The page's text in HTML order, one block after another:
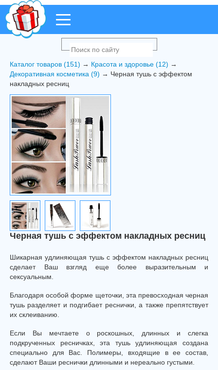
Каталог товаров (151) → Красота и здоровье (12) →
Декоративная косметика (9) → Черная тушь с эффектом
накладных ресниц
Черная тушь с эффектом накладных ресниц
Шикарная удлиняющая тушь с эффектом накладных ресниц
сделает Ваш взгляд еще более выразительным и
сексуальным.
Благодаря особой форме щеточки, эта превосходная черная
тушь разделяет и подгибает реснички, а также препятствует
их склеиванию.
Если Вы мечтаете о роскошных, длинных и слегка
подкрученных ресничках, эта тушь удлиняющая создана
специально для Вас. Полимеры, входящие в ее состав,
сделают Ваши реснички длинными и нереально густыми.